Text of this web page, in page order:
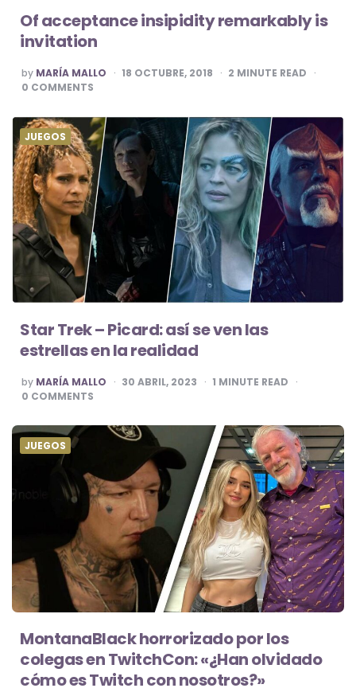
Of acceptance insipidity remarkably is
invitation
POSTED
BY
by MARÍA MALLO 18 OCTUBRE, 2018 2 MINUTE READ
0 COMMENTS
JUEGOS
Star Trek – Picard: así se ven las
estrellas en la realidad
POSTED
BY
by MARÍA MALLO 30 ABRIL, 2023 1 MINUTE READ
0 COMMENTS
JUEGOS
MontanaBlack horrorizado por los
colegas en TwitchCon: «¿Han olvidado
cómo es Twitch con nosotros?»